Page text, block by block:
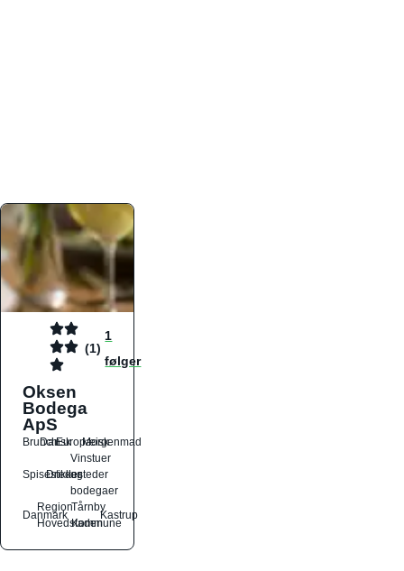
(1)
1
følger
Oksen
Bodega
ApS
Brunch
DanskEuropæiskMorgenmad
Spisesteder
Drikkesteder
Vinstuer
og
bodegaer
Danmark
Region
Hovedstaden
Tårnby
Kommune
Kastrup